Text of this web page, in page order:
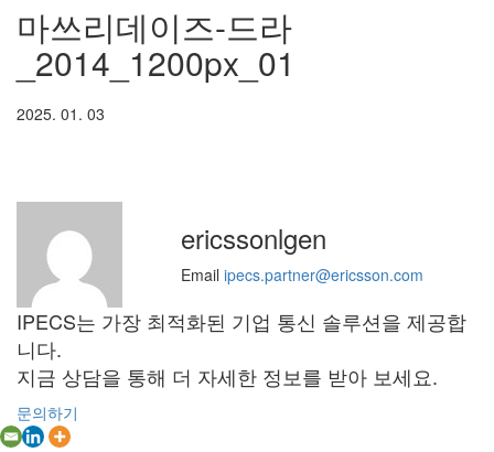
마쓰리데이즈-드라
_2014_1200px_01
2025. 01. 03
ericssonlgen
Emailipecs.partner@ericsson.com
IPECS는 가장 최적화된 기업 통신 솔루션을 제공합
니다.
지금 상담을 통해 더 자세한 정보를 받아 보세요.
문의하기